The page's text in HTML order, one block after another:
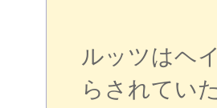
ルッツはヘ
らされてい